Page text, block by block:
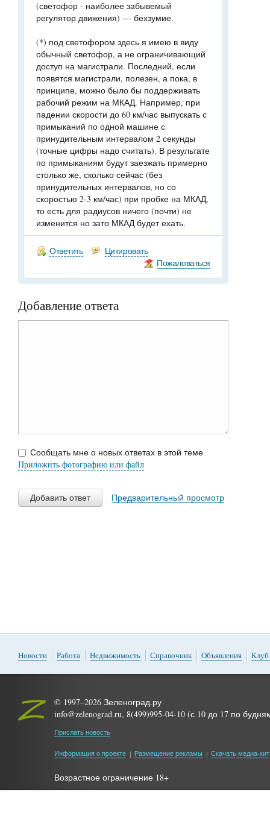
(светофор - наиболее забывемый
регулятор движения) --- бехзумие.
(*) под светофором здесь я имею в виду
обычный светофор, а не ограничивающий
доступ на магистрали. Последний, если
появятся магистрали, полезен, а пока, в
принципе, можно было бы поддерживать
рабочий режим на МКАД. Например, при
падении скорости до 60 км/час выпускать с
примыканий по одной машине с
принудительным интервалом 2 секунды
(точные цифры надо считать). В результате
по примыканиям будут заезжать примерно
столько же, сколько сейчас (без
принудительных интервалов, но со
скоростью 2-3 км/час) при пробке на МКАД,
то есть для радиусов ничего (почти) не
изменится но зато МКАД будет ехать.
Ответить
Цитировать
Пожаловаться
Добавление ответа
Сообщать мне о новых ответах в этой теме
Приложить фотографию или файл
Добавить ответ Предварительный просмотр
Новости Работа Недвижимость Справочник Объявления Клуб
© 1997–2026 Зеленоград.ру
info@zelenograd.ru, 8(499)995-04-10 (с 10 до 17 по
Прислать новость
Информация о проекте Размещение рекламы Скачать медиа-кит
Возрастное ограничение 18+